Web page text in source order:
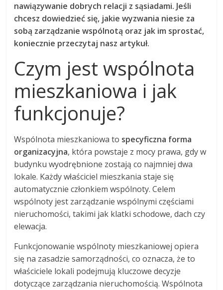
nawiązywanie dobrych relacji z sąsiadami. Jeśli
chcesz dowiedzieć się, jakie wyzwania niesie za
sobą zarządzanie wspólnotą oraz jak im sprostać,
koniecznie przeczytaj nasz artykuł.
Czym jest wspólnota
mieszkaniowa i jak
funkcjonuje?
Wspólnota mieszkaniowa to specyficzna forma
organizacyjna, która powstaje z mocy prawa, gdy w
budynku wyodrębnione zostają co najmniej dwa
lokale. Każdy właściciel mieszkania staje się
automatycznie członkiem wspólnoty. Celem
wspólnoty jest zarządzanie wspólnymi częściami
nieruchomości, takimi jak klatki schodowe, dach czy
elewacja.
Funkcjonowanie wspólnoty mieszkaniowej opiera
się na zasadzie samorządności, co oznacza, że to
właściciele lokali podejmują kluczowe decyzje
dotyczące zarządzania nieruchomością. Wspólnota